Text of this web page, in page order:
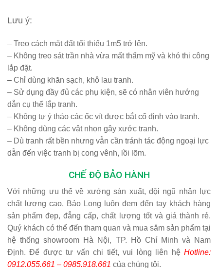
Lưu ý:
– Treo cách mặt đất tối thiểu 1m5 trở lên.
– Không treo sát trần nhà vừa mất thẩm mỹ và khó thi công
lắp đặt.
– Chỉ dùng khăn sạch, khô lau tranh.
– Sử dụng đầy đủ các phụ kiện, sẽ có nhân viên hướng
dẫn cụ thể lắp tranh.
– Không tự ý tháo các ốc vít được bắt cố định vào tranh.
– Không dùng các vật nhọn gây xước tranh.
– Dù tranh rất bền nhưng vẫn cần tránh tác động ngoại lực
dẫn đến việc tranh bị cong vênh, lồi lõm.
CHẾ ĐỘ BẢO HÀNH
Với những ưu thế về xưởng sản xuất, đội ngũ nhân lực
chất lượng cao, Bảo Long luôn đem đến tay khách hàng
sản phẩm đẹp, đẳng cấp, chất lượng tốt và giá thành rẻ.
Quý khách có thể đến tham quan và mua sắm sản phẩm tại
hệ thống showroom Hà Nội, TP. Hồ Chí Minh và Nam
Định. Để được tư vấn chi tiết, vui lòng liên hệ Hotline:
0912.055.661 – 0985.918.661 của chúng tôi.